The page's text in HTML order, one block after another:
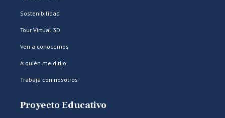
Sostenibilidad
Tour Virtual 3D
Ven a conocernos
A quién me dirijo
Trabaja con nosotros
Proyecto Educativo